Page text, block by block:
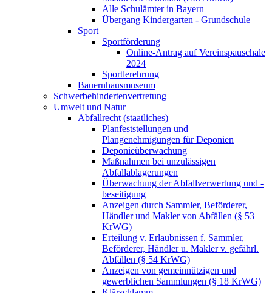
Alle Schulämter in Bayern
Übergang Kindergarten - Grundschule
Sport
Sportförderung
Online-Antrag auf Vereinspauschale
2024
Sportlerehrung
Bauernhausmuseum
Schwerbehindertenvertretung
Umwelt und Natur
Abfallrecht (staatliches)
Planfeststellungen und
Plangenehmigungen für Deponien
Deponieüberwachung
Maßnahmen bei unzulässigen
Abfallablagerungen
Überwachung der Abfallverwertung und -
beseitigung
Anzeigen durch Sammler, Beförderer,
Händler und Makler von Abfällen (§ 53
KrWG)
Erteilung v. Erlaubnissen f. Sammler,
Beförderer, Händler u. Makler v. gefährl.
Abfällen (§ 54 KrWG)
Anzeigen von gemeinnützigen und
gewerblichen Sammlungen (§ 18 KrWG)